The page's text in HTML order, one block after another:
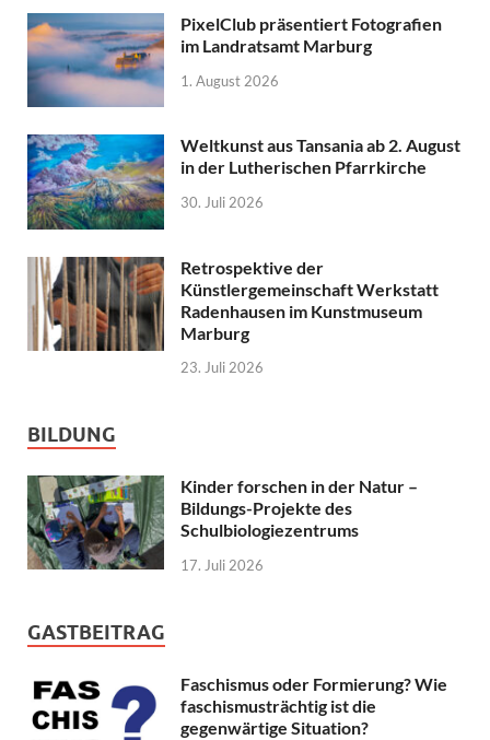
PixelClub präsentiert Fotografien
im Landratsamt Marburg
1. August 2026
Weltkunst aus Tansania ab 2. August
in der Lutherischen Pfarrkirche
30. Juli 2026
Retrospektive der
Künstlergemeinschaft Werkstatt
Radenhausen im Kunstmuseum
Marburg
23. Juli 2026
BILDUNG
Kinder forschen in der Natur –
Bildungs-Projekte des
Schulbiologiezentrums
17. Juli 2026
GASTBEITRAG
Faschismus oder Formierung? Wie
faschismusträchtig ist die
gegenwärtige Situation?